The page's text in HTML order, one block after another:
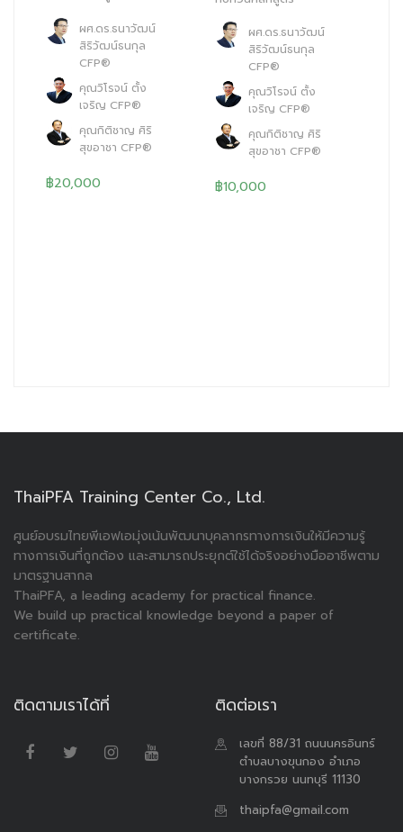
ผศ.ดร.ธนาวัฒน์
สิริวัฒน์ธนกุล
CFP®
คุณวิโรจน์ ตั้ง
เจริญ CFP®
คุณกิติชาญ ศิริ
สุขอาชา CFP®
฿20,000
ผศ.ดร.ธนาวัฒน์
สิริวัฒน์ธนกุล
CFP®
คุณวิโรจน์ ตั้ง
เจริญ CFP®
คุณกิติชาญ ศิริ
สุขอาชา CFP®
฿10,000
ThaiPFA Training Center Co., Ltd.
ศูนย์อบรมไทยพีเอฟเอมุ่งเน้นพัฒนาบุคลากรทางการเงินให้มีความรู้
ทางการเงินที่ถูกต้อง และสามารถประยุกต์ใช้ได้จริงอย่างมืออาชีพตาม
มาตรฐานสากล
ThaiPFA, a leading academy for practical finance.
We build up practical knowledge beyond a paper of
certificate.
ติดตามเราได้ที่ ติดต่อเรา
เลขที่ 88/31 ถนนนครอินทร์
ตำบลบางขุนกอง อำเภอ
บางกรวย นนทบุรี 11130
thaipfa@gmail.com